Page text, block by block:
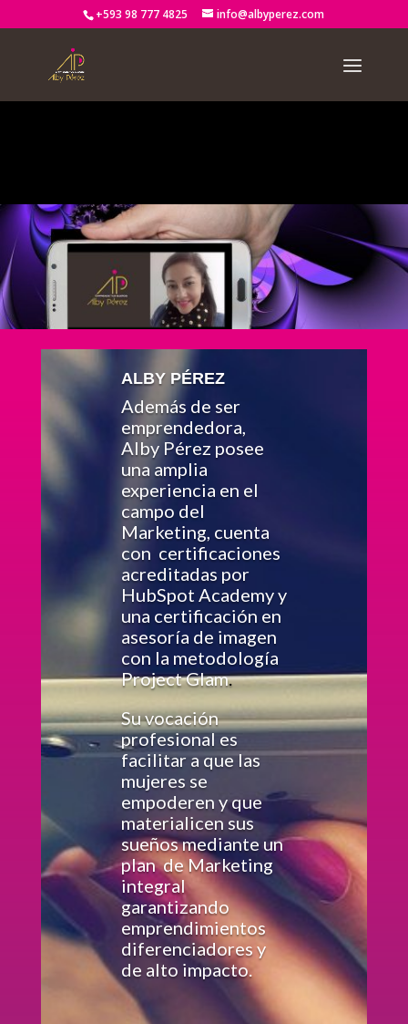
Notice: Trying to access array offset on value of type bool in
/home2/albypere/public_html/wp-
content/themes/Divi/includes/builder/functions.phpon line
+593 98 777 4825 info@albyperez.com
ALBY PÉREZ
Además de ser
emprendedora,
Alby Pérez posee
una amplia
experiencia en el
campo del
Marketing, cuenta
con certificaciones
acreditadas por
HubSpot Academy y
una certificación en
asesoría de imagen
con la metodología
Project Glam.
Su vocación
profesional es
facilitar a que las
mujeres se
empoderen y que
materialicen sus
sueños mediante un
plan de Marketing
integral
garantizando
emprendimientos
diferenciadores y
de alto impacto.